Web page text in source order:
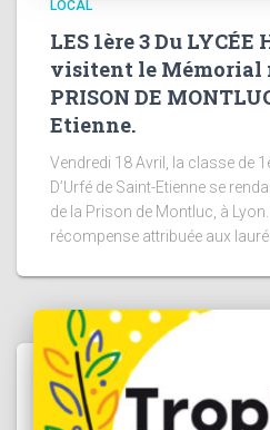
LOCAL
LES 1ère 3 Du LYCÉE
visitent le Mémorial
PRISON DE
Etienne.
Vendredi 18 Avril, la classe de
D’Urfé de Saint-Etienne se
de la Prison de Montluc, à
récompense attribuée aux